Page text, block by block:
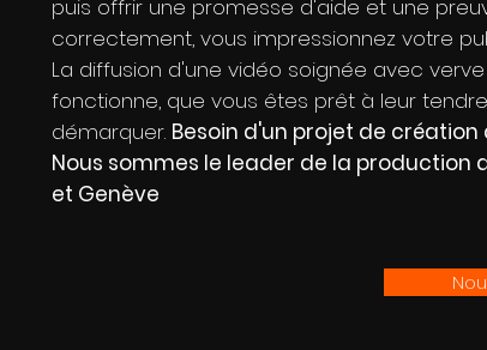
puis offrir une promesse d'aide et une
correctement, vous impressionnez votre
La diffusion d'une vidéo soignée avec
fonctionne, que vous êtes prêt à leur
démarquer. Besoin d'un projet de création
Nous sommes le leader de la production
et Genève